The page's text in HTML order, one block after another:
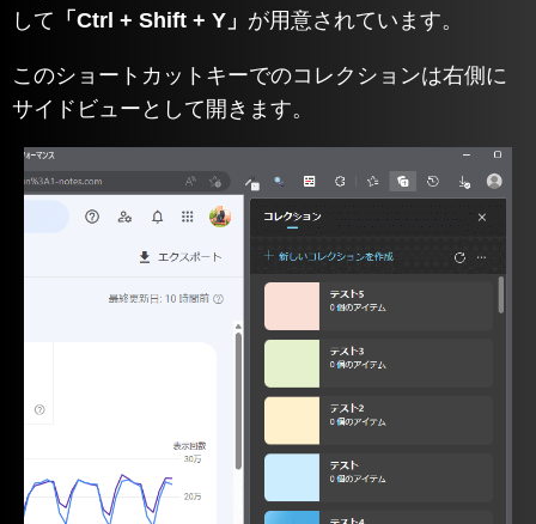
して 「Ctrl + Shift + Y」 が用意されています。
このショートカットキーでのコレクションは右側に
サイドビューとして開きます。